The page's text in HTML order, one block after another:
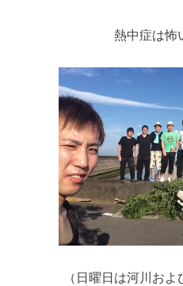
熱中症は怖
（日曜日は河川およ